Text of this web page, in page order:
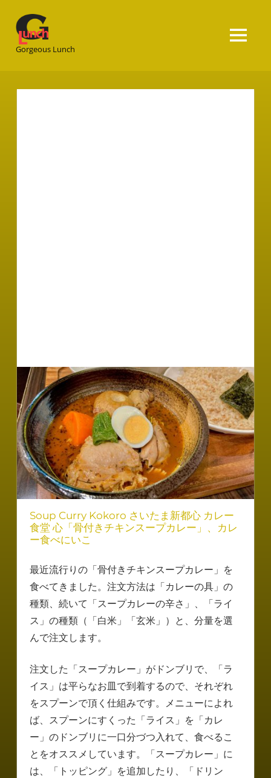
Gorgeous Lunch
Soup Curry Kokoro さいたま新都心 カレー
食堂 心「骨付きチキンスープカレー」、カレ
ー食べにいこ
最近流行りの「骨付きチキンスープカレー」を
食べてきました。注文方法は「カレーの具」の
種類、続いて「スープカレーの辛さ」、「ライ
ス」の種類（「白米」「玄米」）と、分量を選
んで注文します。
注文した「スープカレー」がドンブリで、「ラ
イス」は平らなお皿で到着するので、それぞれ
をスプーンで頂く仕組みです。メニューによれ
ば、スプーンにすくった「ライス」を「カレ
ー」のドンブリに一口分づつ入れて、食べるこ
とをオススメしています。「スープカレー」に
は、「トッピング」を追加したり、「ドリン